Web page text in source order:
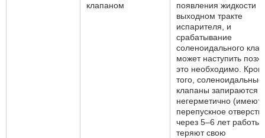
клапаном
появления жидкости в
выходном тракте
испарителя, и
срабатывание
соленоидального
может наступить
это необходимо.
того, соленоидальные
клапаны запираются
негерметично (имеют
перепускное
через 5–6 лет работы
теряют свою